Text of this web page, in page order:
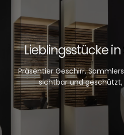
Lieblingsstücke in
Präsentier Geschirr,
sichtbar und geschützt,